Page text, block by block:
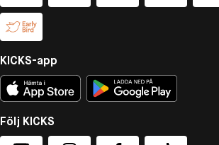
KICKS-app
Följ KICKS